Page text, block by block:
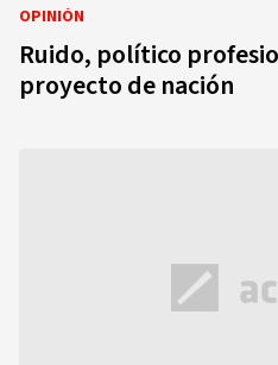
OPINIÓN
Ruido, político
proyecto de nación